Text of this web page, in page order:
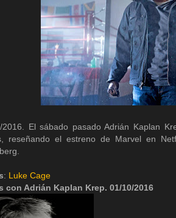
2016. El sábado pasado Adrián Kaplan
reseñando el estreno de Marvel en
: Luke Cage
con Adrián Kaplan Krep. 01/10/2016